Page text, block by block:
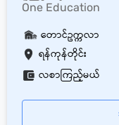
One Education
ရန်ကုန်တိုင်း
တောင်ဥက္ကလာ
လစာကြည့်မယ်